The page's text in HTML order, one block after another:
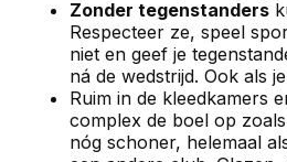
Zonder tegenstanders
Respecteer ze, speel
niet en geef je
ná de wedstrijd. Ook als
Ruim in de kleedkamers
complex de boel op
nóg schoner, helemaal